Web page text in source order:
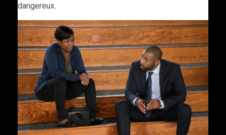
dangereux.